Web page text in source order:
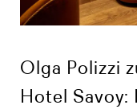
Olga Polizzi
Hotel Savoy: